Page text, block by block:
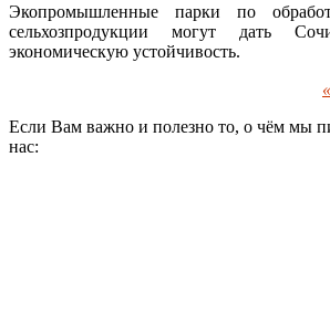
Экопромышленные парки по
сельхозпродукции могут дать
экономическую устойчивость.
Если Вам важно и полезно то, о чём мы
нас: